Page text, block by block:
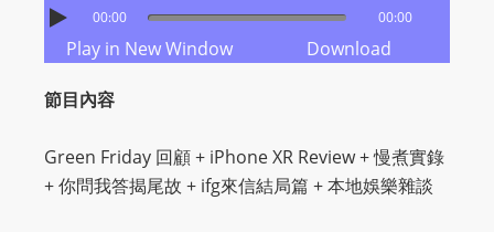
00:00 00:00
Play in New Window Download
節目內容
Green Friday 回顧 + iPhone XR Review+慢煮實錄
+你問我答揭尾故 + ifg來信結局篇 +本地娛樂雜談